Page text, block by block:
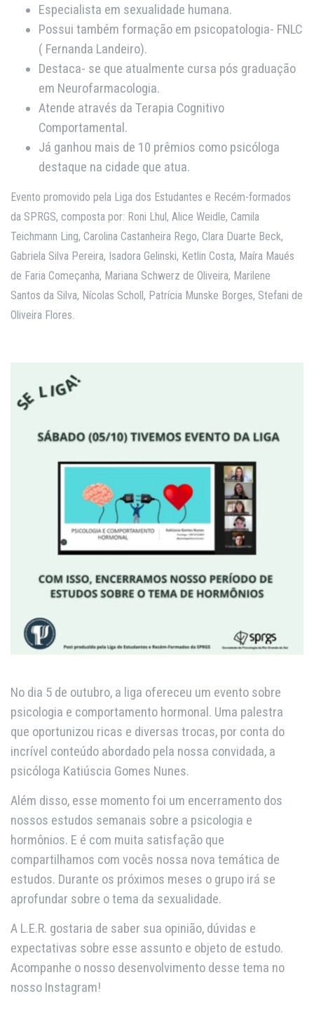
Especialista em sexualidade humana.
Possui também formação em psicopatologia- FNLC
( Fernanda Landeiro).
Destaca- se que atualmente cursa pós graduação
em Neurofarmacologia.
Atende através da Terapia Cognitivo
Comportamental.
Já ganhou mais de 10 prêmios como psicóloga
destaque na cidade que atua.
Evento promovido pela Liga dos Estudantes e Recém-formados
da SPRGS, composta por: Roni Lhul, Alice Weidle, Camila
Teichmann Ling, Carolina Castanheira Rego, Clara Duarte Beck,
Gabriela Silva Pereira, Isadora Gelinski, Ketlin Costa, Maíra Maués
de Faria Começanha, Mariana Schwerz de Oliveira, Marilene
Santos da Silva, Nícolas Scholl, Patrícia Munske Borges, Stefani de
Oliveira Flores.
No dia 5 de outubro, a liga ofereceu um evento sobre
psicologia e comportamento hormonal. Uma palestra
que oportunizou ricas e diversas trocas, por conta do
incrível conteúdo abordado pela nossa convidada, a
psicóloga Katiúscia Gomes Nunes.
Além disso, esse momento foi um encerramento dos
nossos estudos semanais sobre a psicologia e
hormônios. E é com muita satisfação que
compartilhamos com vocês nossa nova temática de
estudos. Durante os próximos meses o grupo irá se
aprofundar sobre o tema da sexualidade.
A L.E.R. gostaria de saber sua opinião, dúvidas e
expectativas sobre esse assunto e objeto de estudo.
Acompanhe o nosso desenvolvimento desse tema no
nosso Instagram!